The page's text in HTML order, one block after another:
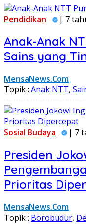
Pendidikan | 7
Anak-Anak
Sains yang
MensaNews.Com
Topik : Anak NTT,
Sosial Budaya | 7
Presiden
Prioritas
MensaNews.Com
Topik : Borobudur,